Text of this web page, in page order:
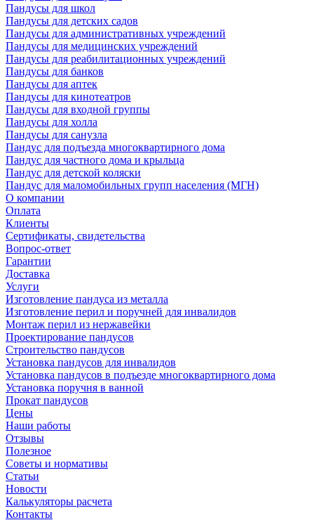
Пандусы для школ
Пандусы для детских садов
Пандусы для административных учреждений
Пандусы для медицинских учреждений
Пандусы для реабилитационных учреждений
Пандусы для банков
Пандусы для аптек
Пандусы для кинотеатров
Пандусы для входной группы
Пандусы для холла
Пандусы для санузла
Пандус для подъезда многоквартирного дома
Пандус для частного дома и крыльца
Пандус для детской коляски
Пандус для маломобильных групп населения (МГН)
О компании
Оплата
Клиенты
Сертификаты, свидетельства
Вопрос-ответ
Гарантии
Доставка
Услуги
Изготовление пандуса из металла
Изготовление перил и поручней для инвалидов
Монтаж перил из нержавейки
Проектирование пандусов
Строительство пандусов
Установка пандусов для инвалидов
Установка пандусов в подъезде многоквартирного дома
Установка поручня в ванной
Прокат пандусов
Цены
Наши работы
Отзывы
Полезное
Советы и нормативы
Статьи
Новости
Калькуляторы расчета
Контакты